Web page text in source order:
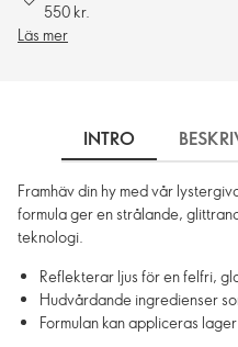
550 kr.
Läs mer
INTRO
Framhäv din hy med vår
formula ger en strålande,
teknologi.
Reflekterar ljus för en felfri,
Hudvårdande ingredienser
Formulan kan appliceras